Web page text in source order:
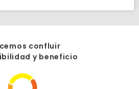
confluir
y beneficio